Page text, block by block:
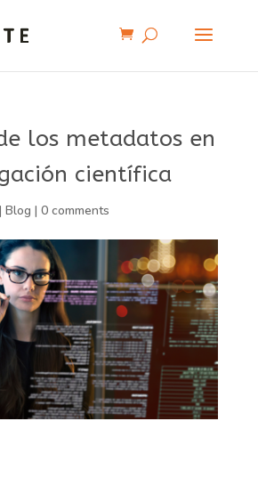
los metadatos en
científica
| Blog | 0 comments